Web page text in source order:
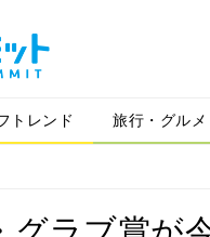
トレンド 旅行・グルメ